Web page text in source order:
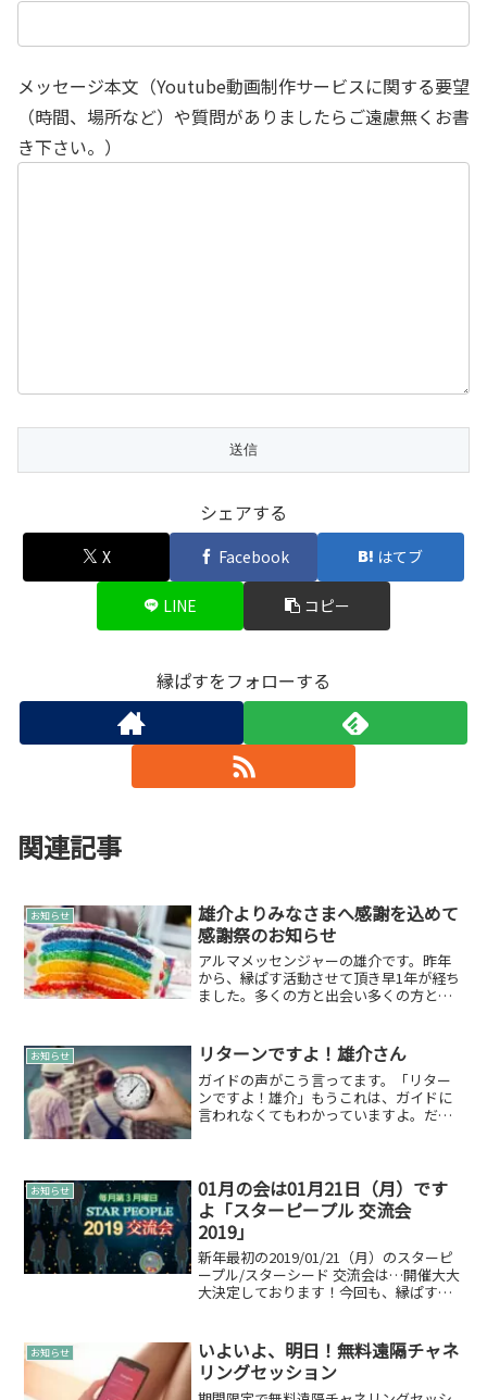
メッセージ本文（Youtube動画制作サービスに関する要望
（時間、場所など）や質問がありましたらご遠慮無くお書
き下さい。）
シェアする
X Facebook はてブ
LINE コピー
縁ぱすをフォローする
関連記事
お知らせ
雄介よりみなさまへ感謝を込めて
感謝祭のお知らせ
アルマメッセンジャーの雄介です。昨年
から、縁ぱす活動させて頂き早1年が経ち
ました。多くの方と出会い多くの方と救
に誕生日を迎え歳を重ねます♪年齢は地
球で頑張ってきた年数...
お知らせ リターンですよ！雄介さん
ガイドの声がこう言ってます。「リター
ンですよ！雄介」もうこれは、ガイドに
言われなくてもわかっていますよ。だか
しまってます雄介です。と、...
お知らせ
01月の会は01月21日（月）です
よ「スターピープル 交流会
2019」
新年最初の2019/01/21（月）のスターピ
ープル/スターシード 交流会は…開催大大
大決定しております！今回も、縁ぱす
に、、、場所は新宿駅から徒歩10分圏内
の...
お知らせ
いよいよ、明日！無料遠隔チャネ
リングセッション